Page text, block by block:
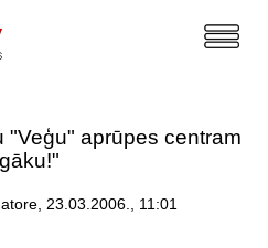
"Veģu" aprūpes centram
23.03.2006., 11:01